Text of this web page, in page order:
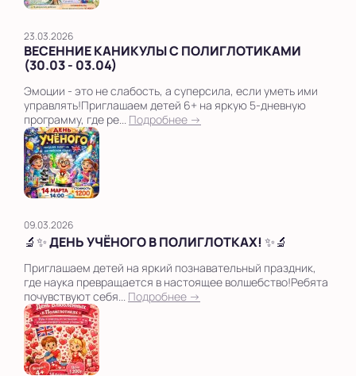
23.03.2026
ВЕСЕННИЕ КАНИКУЛЫ С ПОЛИГЛОТИКАМИ
(30.03 - 03.04)
Эмоции - это не слабость, а суперсила, если уметь ими
управлять!Приглашаем детей 6+ на яркую 5-дневную
программу, где ре... Подробнее →
09.03.2026
🔬✨ ДЕНЬ УЧЁНОГО В ПОЛИГЛОТКАХ! ✨🔬
Приглашаем детей на яркий познавательный праздник,
где наука превращается в настоящее волшебство!Ребята
почувствуют себя... Подробнее →